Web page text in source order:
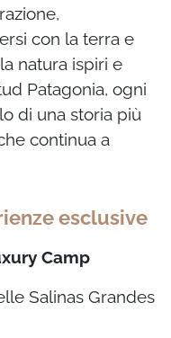
con la terra e
natura ispiri e
Patagonia, ogni
di una storia più
continua a
esclusive
Camp
Salinas Grandes